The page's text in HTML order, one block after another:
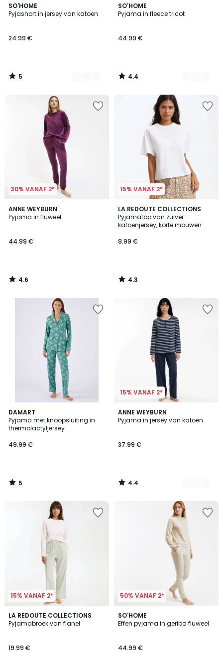
SO'HOME
Pyjashort in jersey van katoen
24.99 €
5
/
2
Kleuren
5
/
SO'HOME
Pyjama in fleece tricot
44.99 €
4.4
/ 5
2
Kleuren
4.4
/
30% VANAF 2*
ANNE WEYBURN
Pyjama in fluweel
44.99 €
4.6
/ 5
4.6
/
15% VANAF 2*
LA REDOUTE COLLECTIONS
Pyjamatop van zuiver
katoenjersey, korte mouwen
9.99 €
4.3
/ 5
4.3
/
DAMART
Pyjama met knoopsluiting in
thermolactyljersey
49.99 €
5
/
5
5
/
15% VANAF 2*
ANNE WEYBURN
Pyjama in jersey van katoen
37.99 €
4.4
/ 5
3
Kleuren
4.4
/
15% VANAF 2*
LA REDOUTE COLLECTIONS
Pyjamabroek van flanel
19.99 €
4.8
/ 5
50% VANAF 2*
SO'HOME
Effen pyjama in geribd fluweel
44.99 €
4.3
/ 5